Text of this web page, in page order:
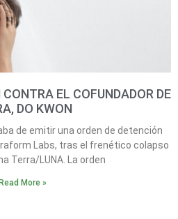
EL COFUNDADOR DE
DO KWON
de emitir una orden de detención
Labs, tras el frenético colapso
Terra/LUNA. La orden
Read More »